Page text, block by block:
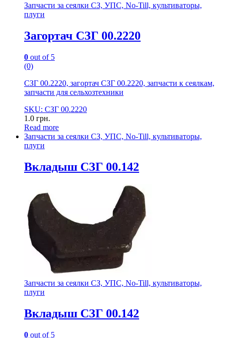
Запчасти за сеялки СЗ, УПС, No-Till, культиваторы,
плуги
Загортач СЗГ 00.2220
0 out of 5
(0)
СЗГ 00.2220, загортач СЗГ 00.2220, запчасти к сеялкам,
запчасти для сельхозтехники
SKU: СЗГ 00.2220
1.0 грн.
Read more
Запчасти за сеялки СЗ, УПС, No-Till, культиваторы,
плуги
Вкладыш СЗГ 00.142
Запчасти за сеялки СЗ, УПС, No-Till, культиваторы,
плуги
Вкладыш СЗГ 00.142
0 out of 5